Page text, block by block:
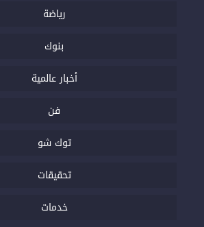
رياضة
بنوك
أخبار عالمية
فن
توك شو
تحقيقات
خدمات